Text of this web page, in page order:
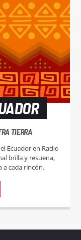
TIERRA
Ecuador en Radio
brilla y resuena,
a cada rincón.